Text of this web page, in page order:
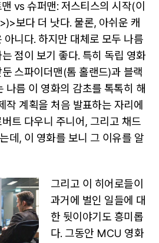
vs 슈퍼맨: 저스티스의 시작(이
보다 더 낫다. 물론, 아쉬운 캐
아니다. 하지만 대체로 모두 나름
점이 보기 좋다. 특히 독립 영화
스파이더맨(톰 홀랜드)과 블랙
나름 이 영화의 감초를 톡톡히 해
작 계획을 처음 발표하는 자리에
트 다우니 주니어, 그리고 채드
데, 이 영화를 보니 그 이유를 알
그리고 이 히어로들이
과거에 벌인 일들에 대
한 뒷이야기도 흥미롭
다. 그동안 MCU 영화